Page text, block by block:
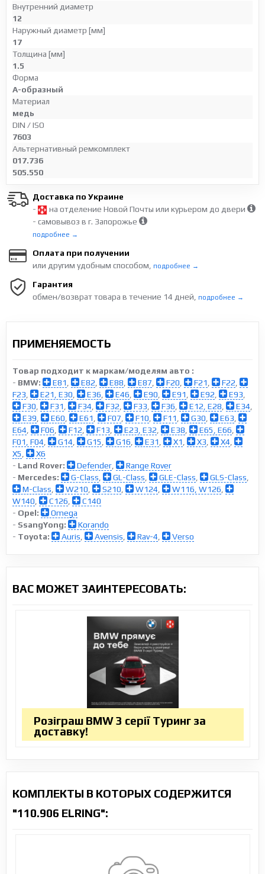
Внутренний диаметр
12
Наружный диаметр [мм]
17
Толщина [мм]
1.5
Форма
А-образный
Материал
медь
DIN / ISO
7603
Альтернативный ремкомплект
017.736
505.550
Доставка по Украине
-
на отделение Новой Почты или курьером до двери
- самовывоз в г. Запорожье
подробнее →
Оплата при получении
или другим удобным способом,
подробнее →
Гарантия
обмен/возврат товара в течение 14 дней,
подробнее →
ПРИМЕНЯЕМОСТЬ
Товар подходит к маркам/моделям авто :
- BMW: E81 E82 E88 E87 F20 F21 F22
F23
E21, E30 E36 E46 E90 E91 E92 E93
F30
F31 F34 F32 F33 F36 E12, E28 E34
E39
E60 E61 F07 F10 F11 G30 E63
E64
F06 F12 F13 E23, E32 E38 E65, E66
F01, F04
G14 G15 G16 E31 X1 X3 X4
X5
X6
- Land Rover: Defender
Range Rover
- Mercedes: G-Class GL-Class GLE-Class GLS-Class
M-Class
W210 S210 W124 W116, W126
W140
C126
C140
- Opel:
Omega
- SsangYong:
Korando
- Toyota: Auris Avensis Rav-4 Verso
ВАС МОЖЕТ ЗАИНТЕРЕСОВАТЬ:
Розіграш BMW 3 серії Туринг за
доставку!
КОМПЛЕКТЫ В КОТОРЫХ СОДЕРЖИТСЯ
"110.906 ELRING":